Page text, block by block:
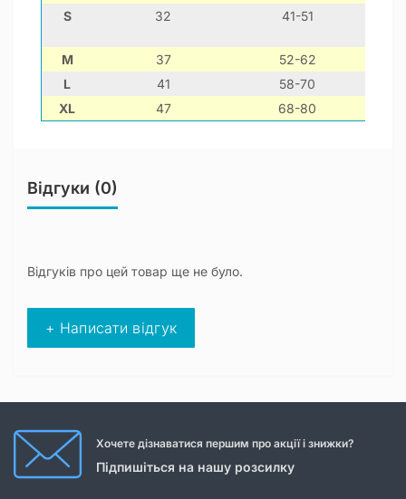
S
32 41-51
M 37 52-62
L
41 58-70
XL
47 68-80
Відгуки (0)
Відгуків про цей товар ще не було.
+ Написати відгук
Хочете дізнаватися першим про акції і знижки?
Підпишіться на нашу розсилку